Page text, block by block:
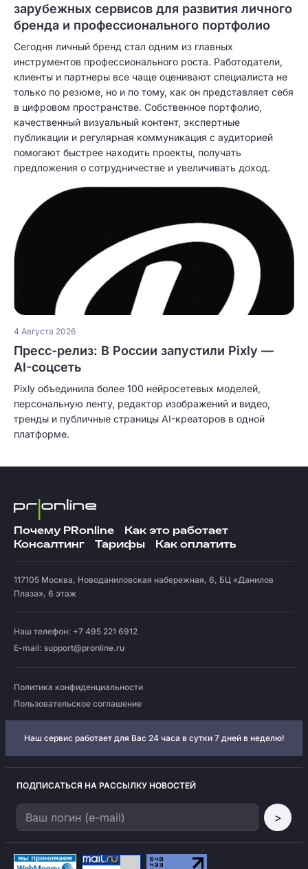
зарубежных сервисов для развития личного
бренда и профессионального портфолио
Сегодня личный бренд стал одним из главных
инструментов профессионального роста. Работодатели,
клиенты и партнеры все чаще оценивают специалиста не
только по резюме, но и по тому, как он представляет себя
в цифровом пространстве. Собственное портфолио,
качественный визуальный контент, экспертные
публикации и регулярная коммуникация с аудиторией
помогают быстрее находить проекты, получать
предложения о сотрудничестве и увеличивать доход.
4 Августа 2026
Пресс-релиз: В России запустили Pixly —
AI-соцсеть
Pixly объединила более 100 нейросетевых моделей,
персональную ленту, редактор изображений и видео,
тренды и публичные страницы AI-креаторов в одной
платформе.
Почему PRonline
Как это работает
Консалтинг
Тарифы Как оплатить
117105 Москва, Новоданиловская набережная, 6, БЦ «Данилов
Плаза», 6 этаж
Наш телефон: +7 495 221 6912
E-mail: support@pronline.ru
Политика конфиденциальности
Пользовательское соглашение
Наш сервис работает для Вас 24 часа в сутки 7 дней в неделю!
ПОДПИСАТЬСЯ НА РАССЫЛКУ НОВОСТЕЙ